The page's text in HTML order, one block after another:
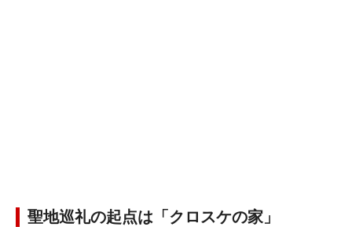
聖地巡礼の起点は「クロスケの家」